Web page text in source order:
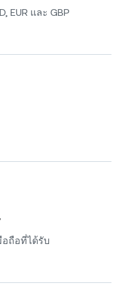
EUR และ GBP
อถือที่ได้รับ